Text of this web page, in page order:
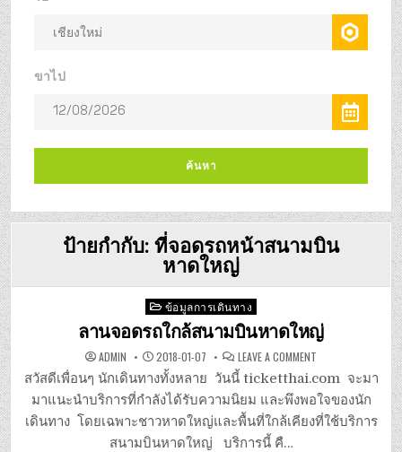
ป้ายกำกับ: ที่จอดรถหน้าสนามบิน
หาดใหญ่
Posted
in
ข้อมูลการเดินทาง
ลานจอดรถใกล้สนามบินหาดใหญ่
ADMIN 2018-01-07 LEAVE A COMMENT
จอด
รถ
ใกล้
สนาม
บิน
หาดใหญ่
สวัสดีเพื่อนๆ นักเดินทางทั้งหลาย วันนี้ ticketthai.com จะมา
มาแนะนำบริการที่กำลังได้รับความนิยม และพึงพอใจของนัก
เดินทาง โดยเฉพาะชาวหาดใหญ่และพื้นที่ใกล้เคียงที่ใช้บริการ
สนามบินหาดใหญ่ บริการนี้ คื…